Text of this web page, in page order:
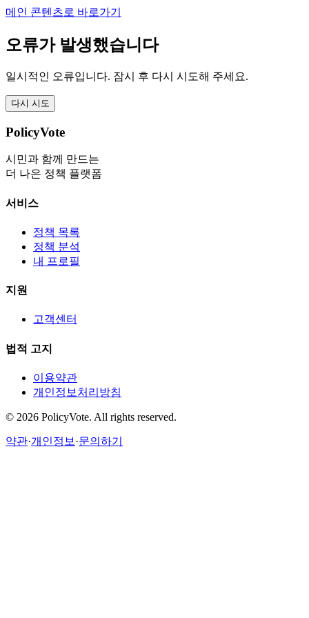
메인 콘텐츠로 바로가기
오류가 발생했습니다
일시적인 오류입니다. 잠시 후 다시 시도해 주세요.
다시 시도
PolicyVote
시민과 함께 만드는
더 나은 정책 플랫폼
서비스
정책 목록
정책 분석
내 프로필
지원
고객센터
법적 고지
이용약관
개인정보처리방침
© 2026 PolicyVote. All rights reserved.
약관·개인정보 ·문의하기